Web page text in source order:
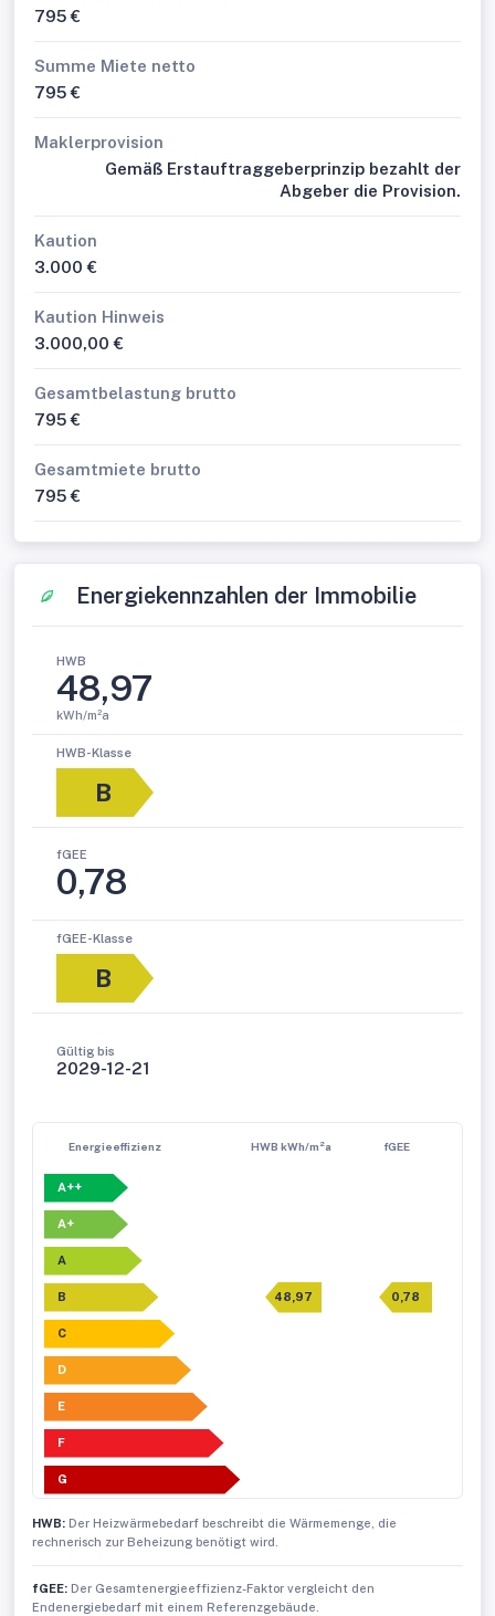
795 €
Summe Miete netto
795 €
Maklerprovision
Gemäß Erstauftraggeberprinzip bezahlt der
Abgeber die Provision.
Kaution
3.000 €
Kaution Hinweis
3.000,00 €
Gesamtbelastung brutto
795 €
Gesamtmiete brutto
795 €
Energiekennzahlen der Immobilie
HWB
48,97
kWh/m²a
HWB-Klasse
B
fGEE
0,78
fGEE-Klasse
B
Gültig bis
2029-12-21
Energieeffizienz HWB kWh/m²a fGEE
A++
A+
A
B 48,97 0,78
C
D
E
F
G
HWB: Der Heizwärmebedarf beschreibt die Wärmemenge, die
rechnerisch zur Beheizung benötigt wird.
fGEE: Der Gesamtenergieeffizienz-Faktor vergleicht den
Endenergiebedarf mit einem Referenzgebäude.